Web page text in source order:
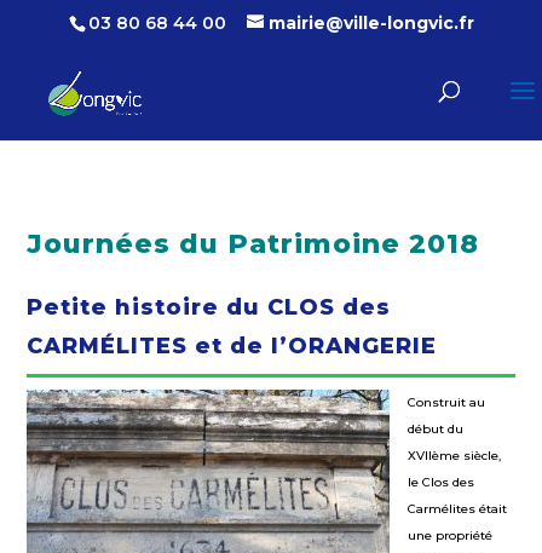
03 80 68 44 00 mairie@ville-longvic.fr
Journées du Patrimoine 2018
Petite histoire du CLOS des
CARMÉLITES et de l’ORANGERIE
Construit au
début du
XVIIème siècle,
le Clos des
Carmélites était
une propriété